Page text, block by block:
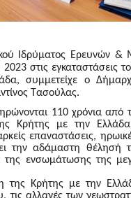
Ιδρύματος Ερευνών
2023 στις
συμμετείχε ο
Τασούλας.
110 χρόνια
Κρήτης με την
επαναστάσεις,
την αδάμαστη θέλησή
ενσωμάτωσης της
της Κρήτης με την